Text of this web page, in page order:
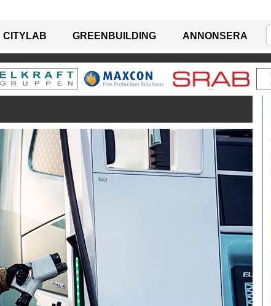
CITYLAB GREENBUILDING ANNONSERA